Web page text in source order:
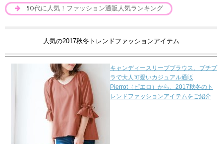
50代に人気！ファッション通販人気ランキング
人気の2017秋冬トレンドファッションアイテム
キャンディースリーブブラウス。プチプ
ラで大人可愛いカジュアル通販
Pierrot（ピエロ）から、2017秋冬のト
レンドファッションアイテムをご紹介